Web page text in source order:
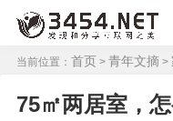
当前位置： 首页 > 青年文摘 >
75㎡两居室，